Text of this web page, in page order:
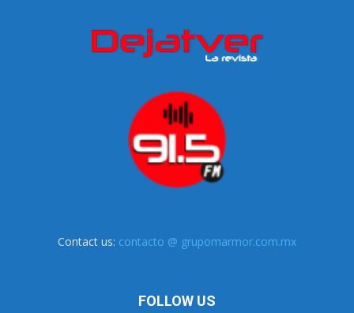
Contact us: contacto @ grupomarmor.com.mx
FOLLOW US